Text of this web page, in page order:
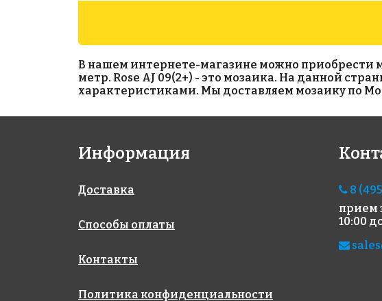
8473 руб./м²
Golden Effect
327x327
11686
Rose MJ
В нашем интернете-магазине можно приобрести
метр. Rose AJ 09(2+) - это мозаика. На данной
характеристиками. Мы доставляем мозаику по
Информация
Доставка
Способы оплаты
Контакты
Политика конфиденциальности
8
прием
10:00